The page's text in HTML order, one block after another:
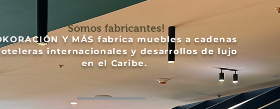
Y MÁS fabrica muebles a cadenas
internacionales y desarrollos de lujo
en el Caribe.
Somos fabricantes!